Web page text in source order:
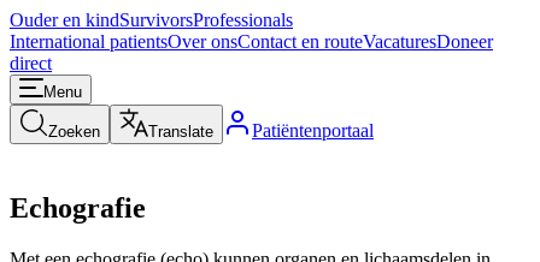
Ouder en kindSurvivorsProfessionals
International patientsOver onsContact en routeVacaturesDoneer
direct
Menu
Zoeken Translate Patiëntenportaal
Echografie